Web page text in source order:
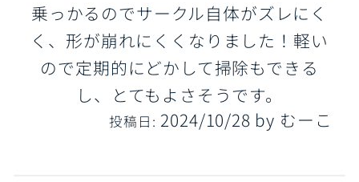
乗っかるのでサークル自体がズレにく
く、形が崩れにくくなりました！軽い
ので定期的にどかして掃除もできる
し、とてもよさそうです。
投稿日: 2024/10/28 by むーこ